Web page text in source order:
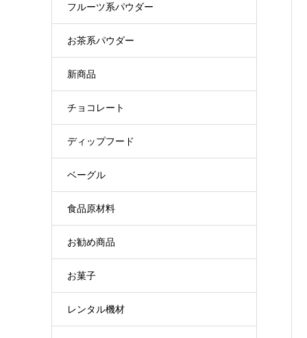
フルーツ系パウダー
お茶系パウダー
新商品
チョコレート
ディップフード
ベーグル
食品原材料
お勧め商品
お菓子
レンタル機材